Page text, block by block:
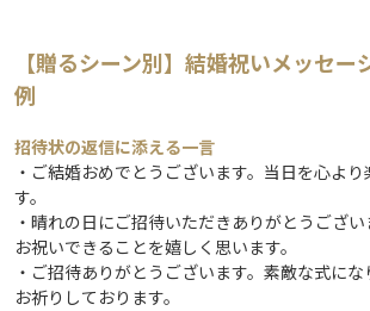
【贈るシーン別】結婚祝いメッセ
例
招待状の返信に添える一言
・ご結婚おめでとうございます。当日を心よ
す。
・晴れの日にご招待いただきありがとうござ
お祝いできることを嬉しく思います。
・ご招待ありがとうございます。素敵な式に
お祈りしております。